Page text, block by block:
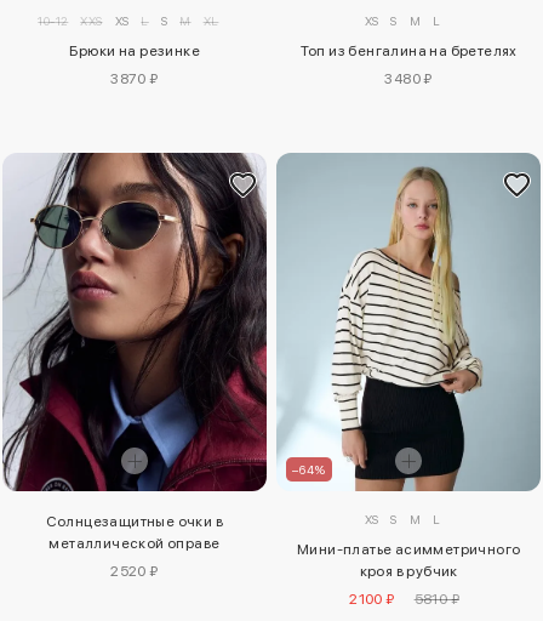
10-12 XXS XS L S M XL
Брюки на резинке
3870 ₽
XS S M L
Топ из бенгалина на бретелях
3480 ₽
Солнцезащитные очки в
металлической оправе
2520 ₽
–64%
XS S M L
Мини-платье асимметричного
кроя в рубчик
2100 ₽
5810 ₽